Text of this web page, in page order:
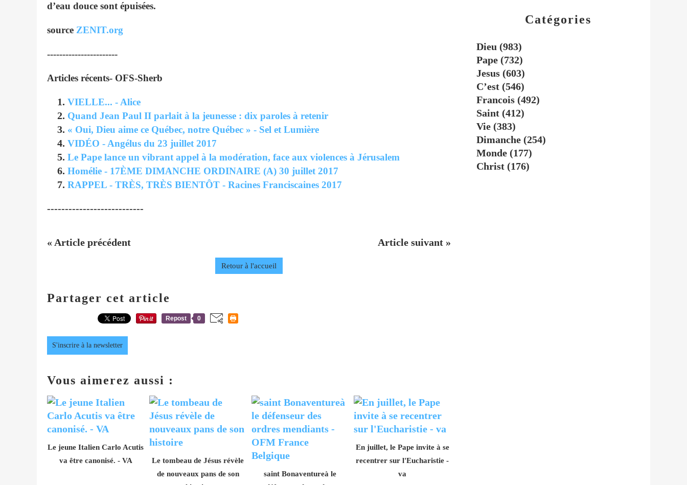
d’eau douce sont épuisées.
source ZENIT.org
-----------------------
Articles récents- OFS-Sherb
VIELLE... - Alice
Quand Jean Paul II parlait à la jeunesse : dix paroles à retenir
« Oui, Dieu aime ce Québec, notre Québec » - Sel et Lumière
VIDÉO - Angélus du 23 juillet 2017
Le Pape lance un vibrant appel à la modération, face aux violences à Jérusalem
Homélie - 17ÈME DIMANCHE ORDINAIRE (A) 30 juillet 2017
RAPPEL - TRÈS, TRÈS BIENTÔT - Racines Franciscaines 2017
---------------------------
« Article précédent Article suivant »
Retour à l'accueil
Partager cet article
Repost 0
S'inscrire à la newsletter
Vous aimerez aussi :
Le jeune Italien Carlo Acutis
va être canonisé. - VA
Le tombeau de Jésus révèle
de nouveaux pans de son
saint Bonaventureà le
En juillet, le Pape invite à se
recentrer sur l'Eucharistie -
va
Catégories
Dieu (983)
Pape (732)
Jesus (603)
C’est (546)
Francois (492)
Saint (412)
Vie (383)
Dimanche (254)
Monde (177)
Christ (176)